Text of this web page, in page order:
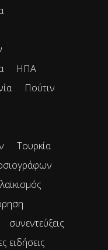
ΗΠΑ
Πούτιν
Τουρκία
λαϊκισμός
συνεντεύξεις
ειδήσεις